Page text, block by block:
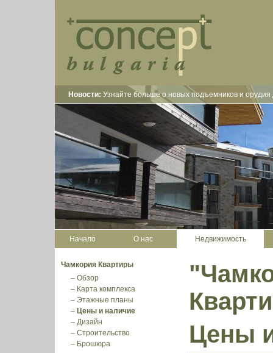
Новости: Узнайте больше о новых подъемников и орудия
Начало О нас Недвижимость
Чамкория Квартиры
– Обзор
– Карта комплекса
– Этажные планы
– Цены и наличие
– Дизайн
– Строительство
– Брошюра
Цены